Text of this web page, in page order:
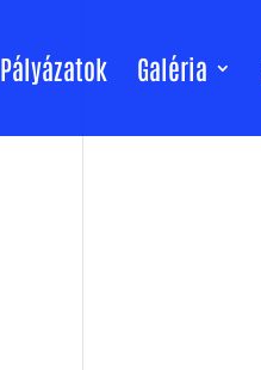
Pályázatok Galéria